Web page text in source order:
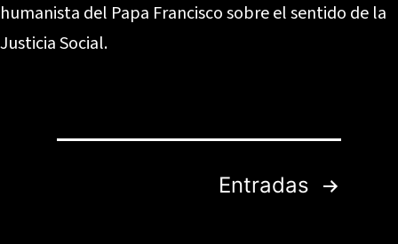
humanista del Papa Francisco sobre el sentido de la
Justicia Social.
Entradas